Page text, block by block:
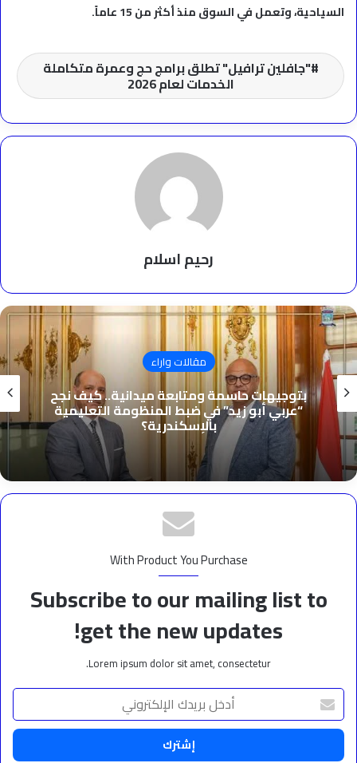
السياحية، وتعمل في السوق منذ أكثر من 15 عاماً.
"جافلين ترافيل" تطلق برامج حج وعمرة متكاملة
الخدمات لعام 2026
رحيم اسلام
مقالات واراء
بتوجيهات حاسمة ومتابعة ميدانية.. كيف نجح
“عربي أبو زيد” في ضبط المنظومة التعليمية
بالإسكندرية؟
With Product You Purchase
Subscribe to our mailing list to
get the new updates!
Lorem ipsum dolor sit amet, consectetur.
أدخل
بريدك
الإلكتروني